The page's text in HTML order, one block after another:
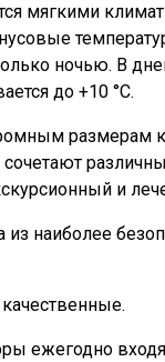
мягкими
ночью. В
до +10 °C.
размерам
сочетают
и
наиболее
ежегодно